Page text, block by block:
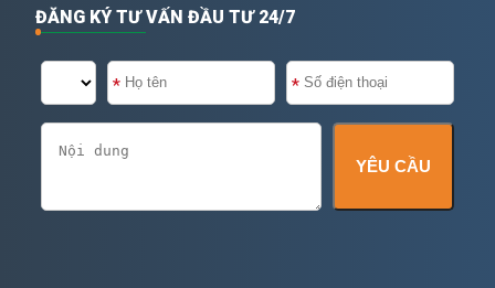
ĐĂNG KÝ TƯ VẤN ĐẦU TƯ 24/7
YÊU CẦU